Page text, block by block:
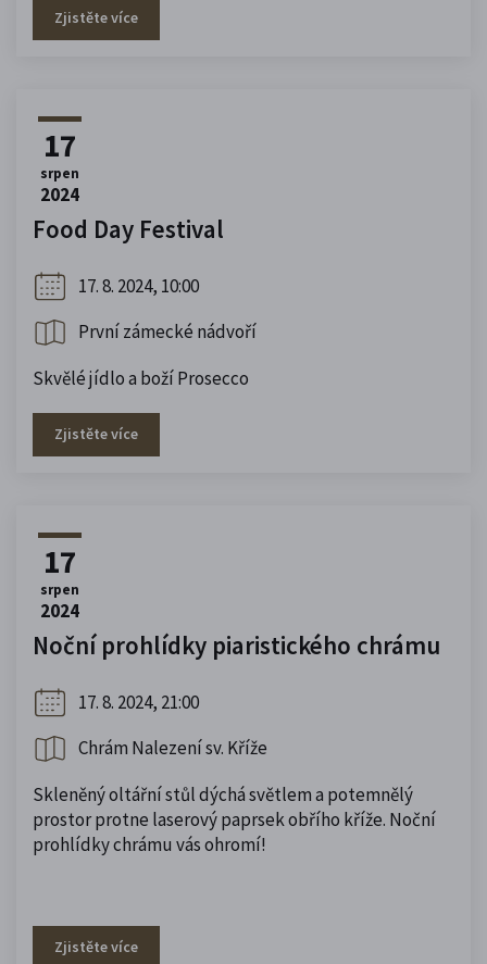
Zjistěte více
17
srpen
2024
Food Day Festival
17. 8. 2024, 10:00
První zámecké nádvoří
Skvělé jídlo a boží Prosecco
Zjistěte více
17
srpen
2024
Noční prohlídky piaristického chrámu
17. 8. 2024, 21:00
Chrám Nalezení sv. Kříže
Skleněný oltářní stůl dýchá světlem a potemnělý
prostor protne laserový paprsek obřího kříže. Noční
prohlídky chrámu vás ohromí!
Zjistěte více